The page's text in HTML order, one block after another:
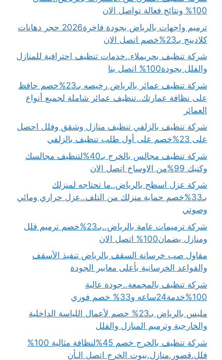
100% ونتائج فعالة تواصل الان
ترميم واجهات بالرياض بجودة فاخرة2026 حجر دهانات
كلادينج بـ23%خصم اتصل الان
شركة تنظيف بحريملاء..خدمات تنظيف احترافية للمنازل
والفلل بجودة100% اتصل بنا
شركة تنظيف عمائر بالرياض رخيصه بـ23%خصم حافظ
على نظافة عمارتك..تنظيف عمائر شاملة لجميع أنواع
العمائر
شركة تنظيف بالزلفي تنظيف منازل وشقق وفلل احصل
على 23%خصم على أول طلب تنظيف بالزلفي
شركة تنظيف مجالس بالخرج بـ40%لتنظيف مجالسك
وكنبك 99%من الاوساخ اتصل الان
شركة عزل اسطح بالرياض..ما تحتاجه لمنزلك
بـ33%خصم حماية منزلك من التلف..عزل حراري ومائي
وصوتي
شركة ترميمات عامة بالرياض..بـ23%خصم ترميم فلل
ومنازل بضمان100% اتصل الان
مقاول صب خرسانة السقف بالرياض تنفيذ الأسقف
والقواعد الخرسانية بأعلى معايير الجودة
شركة تنظيف بالمجمعة..جودة عالية
100%خدمة24ساعه و33% خصم فوري
مليس بالرياض بـ23% خصم لأعمال اللياسة الداخلية
والخارجية وترميم المنازل والفلل
شركة تنظيف بالخرج خصم 45%لنظافة مثالية 100%
فلل.قصور.منازل.بيوت الخرج اتصل الـأن